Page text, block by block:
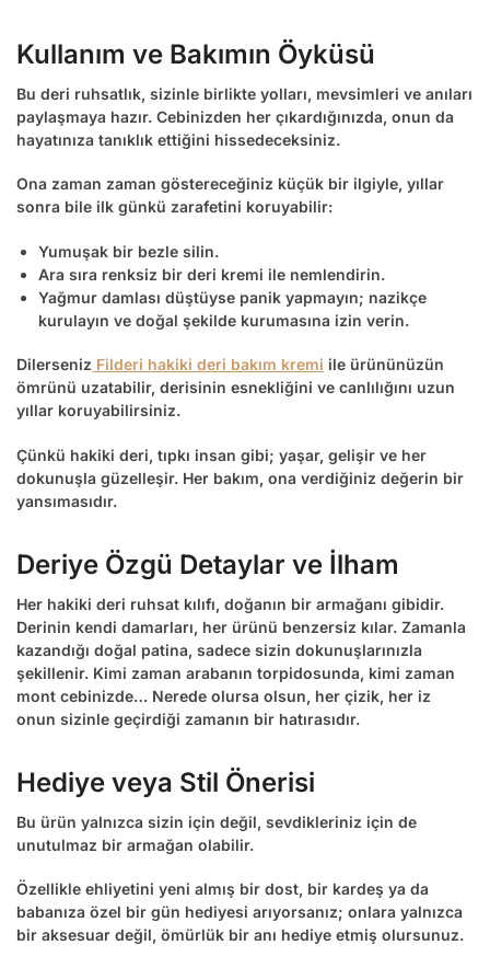
Kullanım ve Bakımın Öyküsü
Bu deri ruhsatlık, sizinle birlikte yolları, mevsimleri ve anıları
paylaşmaya hazır. Cebinizden her çıkardığınızda, onun da
hayatınıza tanıklık ettiğini hissedeceksiniz.
Ona zaman zaman göstereceğiniz küçük bir ilgiyle, yıllar
sonra bile ilk günkü zarafetini koruyabilir:
Yumuşak bir bezle silin.
Ara sıra renksiz bir deri kremi ile nemlendirin.
Yağmur damlası düştüyse panik yapmayın; nazikçe
kurulayın ve doğal şekilde kurumasına izin verin.
Dilerseniz Filderi hakiki deri bakım kremi ile ürününüzün
ömrünü uzatabilir, derisinin esnekliğini ve canlılığını uzun
yıllar koruyabilirsiniz.
Çünkü hakiki deri, tıpkı insan gibi; yaşar, gelişir ve her
dokunuşla güzelleşir. Her bakım, ona verdiğiniz değerin bir
yansımasıdır.
Deriye Özgü Detaylar ve İlham
Her hakiki deri ruhsat kılıfı, doğanın bir armağanı gibidir.
Derinin kendi damarları, her ürünü benzersiz kılar. Zamanla
kazandığı doğal patina, sadece sizin dokunuşlarınızla
şekillenir. Kimi zaman arabanın torpidosunda, kimi zaman
mont cebinizde… Nerede olursa olsun, her çizik, her iz
onun sizinle geçirdiği zamanın bir hatırasıdır.
Hediye veya Stil Önerisi
Bu ürün yalnızca sizin için değil, sevdikleriniz için de
unutulmaz bir armağan olabilir.
Özellikle ehliyetini yeni almış bir dost, bir kardeş ya da
babanıza özel bir gün hediyesi arıyorsanız; onlara yalnızca
bir aksesuar değil, ömürlük bir anı hediye etmiş olursunuz.